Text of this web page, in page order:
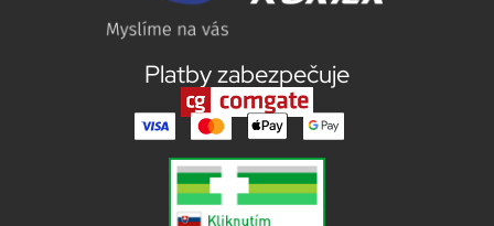
Platby zabezpečuje